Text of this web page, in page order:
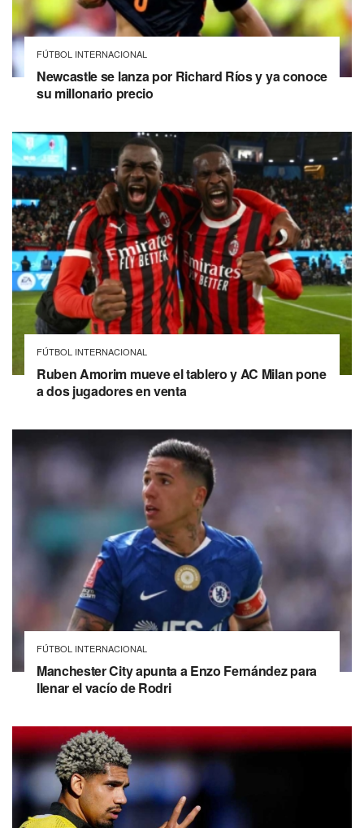
FÚTBOL INTERNACIONAL
Newcastle se lanza por Richard Ríos y ya conoce
su millonario precio
FÚTBOL INTERNACIONAL
Ruben Amorim mueve el tablero y AC Milan pone
a dos jugadores en venta
FÚTBOL INTERNACIONAL
Manchester City apunta a Enzo Fernández para
llenar el vacío de Rodri